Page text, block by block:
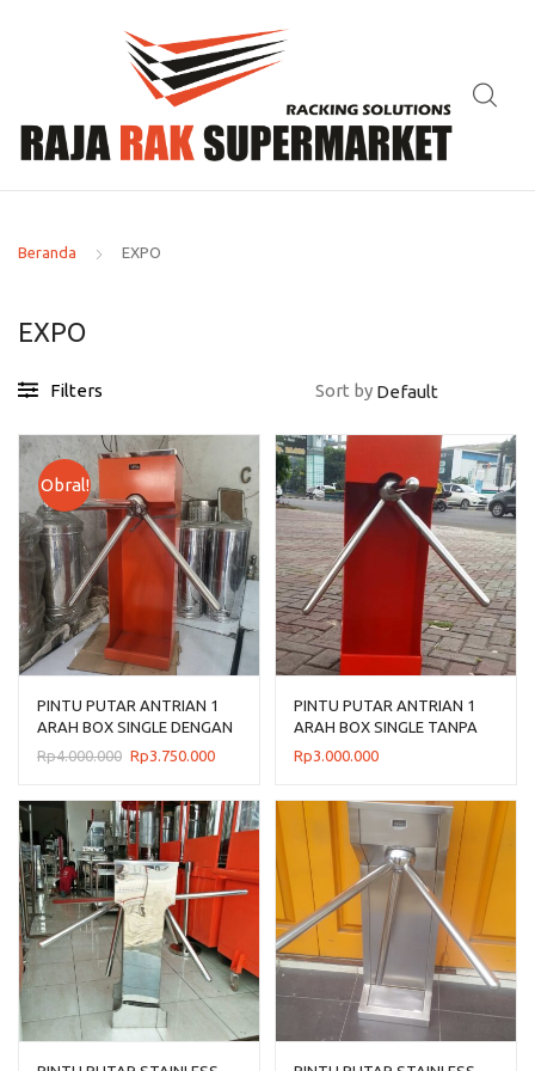
Beranda EXPO
EXPO
Filters Sort by
Obral!
PINTU PUTAR ANTRIAN 1
ARAH BOX SINGLE DENGAN
COUNTER
Rp4.000.000 Harga
Rp4.000.000.
Rp3.750.000Harga
adalah:
Rp3.750.000.
PINTU PUTAR ANTRIAN 1
ARAH BOX SINGLE TANPA
COUNTER
Rp3.000.000